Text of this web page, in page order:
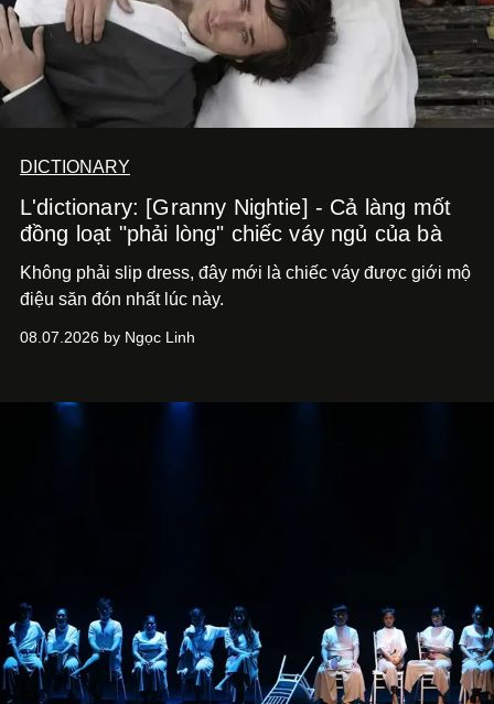
DICTIONARY
L'dictionary: [Granny Nightie] - Cả làng mốt
đồng loạt "phải lòng" chiếc váy ngủ của bà
Không phải slip dress, đây mới là chiếc váy được giới mộ
điệu săn đón nhất lúc này.
08.07.2026 by Ngọc Linh